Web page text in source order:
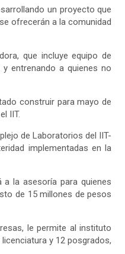
un proyecto que
ofrecerán a la comunidad
que incluye equipo de
entrenando a quienes no
construir para mayo de
IIT.
de Laboratorios del IIT-
implementadas en la
la asesoría para quienes
de 15 millones de pesos
le permite al instituto
y 12 posgrados,